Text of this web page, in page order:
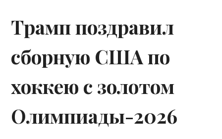
Трамп поздравил
сборную США по
хоккею с золотом
Олимпиады-2026